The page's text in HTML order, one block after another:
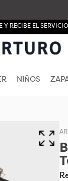
RECIBE EL
NIÑOS